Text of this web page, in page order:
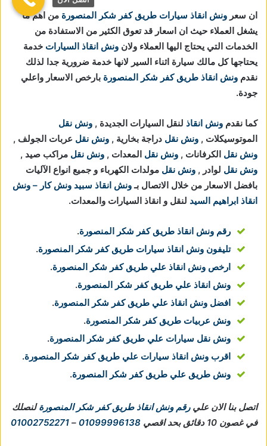
ان سعر ونش انقاذ سيارات طريق كفر شكر المنصورة من اهم ما
يشغل العملاء حيث ان اسعار قد تعوق الكثير من الاستفادة من
الخدمات التي يحتاج اليها العملاء ولان ونش انقاذ السيارات خدمة
يحتاجها كل مالك سيارة اثناء السير لانها خدمة ضرورية جدا لذلك
نقدم ونش انقاذ طريق كفر شكر المنصورة بارخص الاسعار واعلي
جودة.
كما نقدم ونش انقاذ لنقل السيارات الجديدة , ونش نقل
الموتوسيكلات , ونش نقل دراجة بخارية , ونش نقل عربات الجولف ,
ونش نقل الكرفانات , ونش نقل المعدات , ونش نقل مراكب صيد ,
ونش نقل لوادر , ونش نقل مولدات الكهرباء و جميع انواع الآليات
بافضل الاسعار من خلال الاتصال بـونش انقاذ سبيد ونش كار – ونش
انقاذ ابراهيم السيد لنقل و انقاذ السيارات والمعدات.
رقم ونش انقاذ طريق كفر شكر المنصورة.
تليفون ونش انقاذ سيارات طريق كفر شكر المنصورة.
ارخص ونش انقاذ علي طريق كفر شكر المنصورة.
ونش انقاذ علي طريق كفر شكر المنصورة.
افضل ونش انقاذ علي طريق كفر شكر المنصورة.
ونش عربيات طريق كفر شكر المنصورة.
ونش نقل سيارات علي طريق كفر شكر المنصورة.
اقرب ونش انقاذ سيارات علي طريق كفر شكر المنصورة.
ونش طريق علي طريق كفر شكر المنصورة.
اتصل بنا الان عليرقم ونش انقاذ طريق كفر شكر المنصورةلنصلك
في غصون 10 دقائق بحد اقصي
01099996138
–
01002752271